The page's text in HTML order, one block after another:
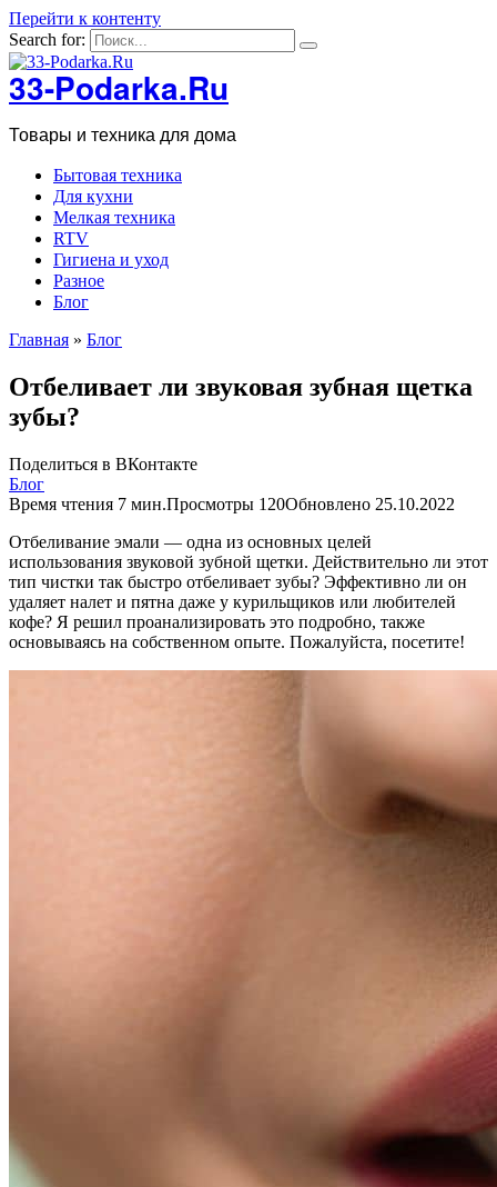
Перейти к контенту
Search for:
33-Podarka.Ru
Товары и техника для дома
Бытовая техника
Для кухни
Мелкая техника
RTV
Гигиена и уход
Разное
Блог
Главная » Блог
Отбеливает ли звуковая зубная щетка
зубы?
Поделиться в ВКонтакте
Блог
Время чтения 7 мин.Просмотры 120Обновлено 25.10.2022
Отбеливание эмали — одна из основных целей
использования звуковой зубной щетки. Действительно ли этот
тип чистки так быстро отбеливает зубы? Эффективно ли он
удаляет налет и пятна даже у курильщиков или любителей
кофе? Я решил проанализировать это подробно, также
основываясь на собственном опыте. Пожалуйста, посетите!